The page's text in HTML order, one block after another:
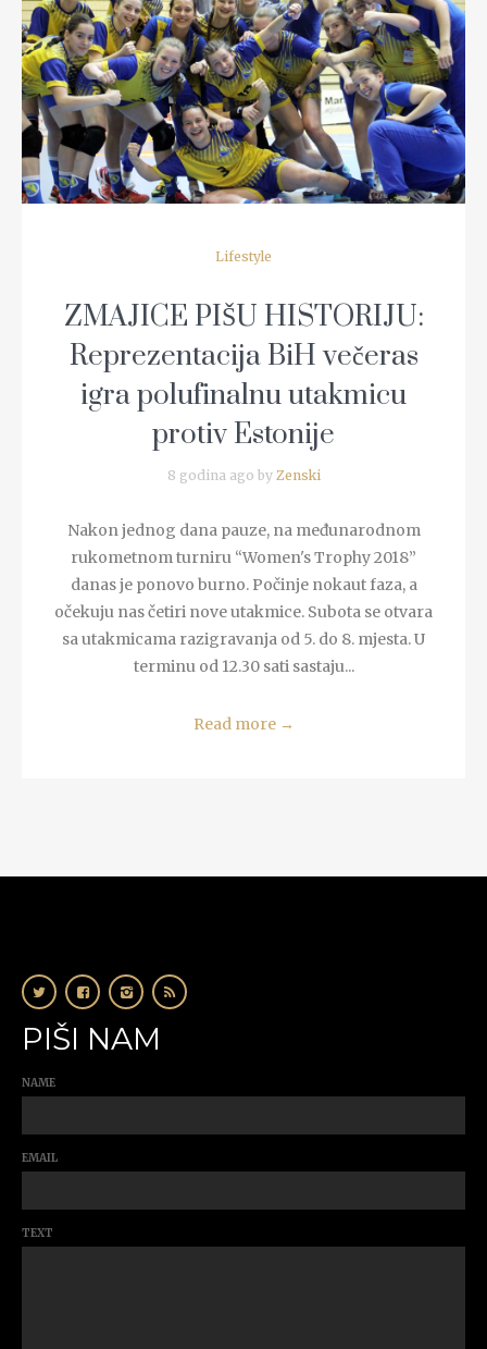
READ MORE
Lifestyle
ZMAJICE PIŠU HISTORIJU:
Reprezentacija BiH večeras
igra polufinalnu utakmicu
protiv Estonije
8 godina ago by Zenski
Nakon jednog dana pauze, na međunarodnom
rukometnom turniru “Women's Trophy 2018”
danas je ponovo burno. Počinje nokaut faza, a
očekuju nas četiri nove utakmice. Subota se otvara
sa utakmicama razigravanja od 5. do 8. mjesta. U
terminu od 12.30 sati sastaju...
Read more →
PIŠI NAM
NAME
EMAIL
TEXT